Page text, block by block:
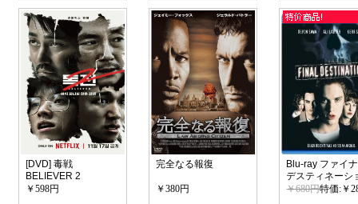
[DVD] 毒戦
BELIEVER 2
￥598円
完全なる報復
￥380円
Blu-ray ファイ
デスティネーシ
￥680円特価:￥